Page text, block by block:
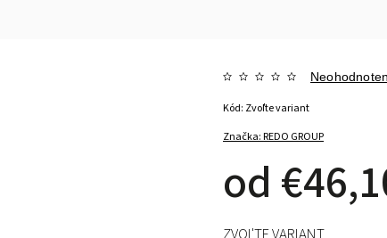
Značka:REDO GROUP
od
Kód: Zvoľte variant